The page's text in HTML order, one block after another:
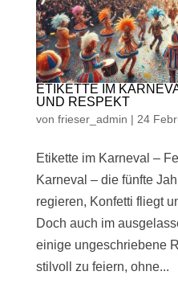
ETIKETTE IM
UND RESPEKT
von frieser_admin | 24
Etikette im Karneval –
Karneval – die fünfte
regieren, Konfetti fliegt
Doch auch im
einige ungeschriebene
stilvoll zu feiern, ohne...